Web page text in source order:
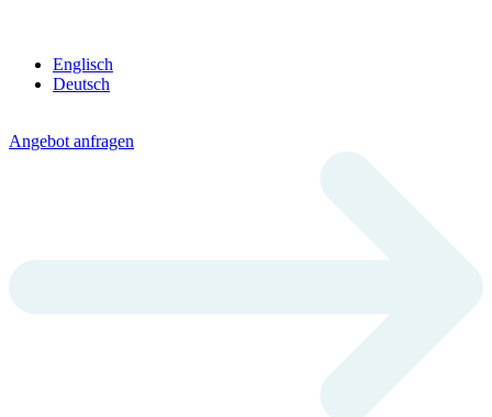
Englisch
Deutsch
Angebot anfragen